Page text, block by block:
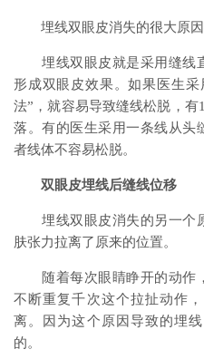
埋线双眼皮消失的很大原因
埋线双眼皮就是采用缝线直
形成双眼皮效果。如果医生
法”，就容易导致缝线松脱，
落。有的医生采用一条线从头
者线体不容易松脱。
双眼皮埋线后缝线位移
埋线双眼皮消失的另一个
肤张力拉离了原来的位置。
随着每次眼睛睁开的动作
不断重复千次这个拉扯动作
离。因为这个原因导致的埋
的。